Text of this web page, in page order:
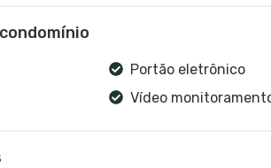
Portão eletrônico
Vídeo